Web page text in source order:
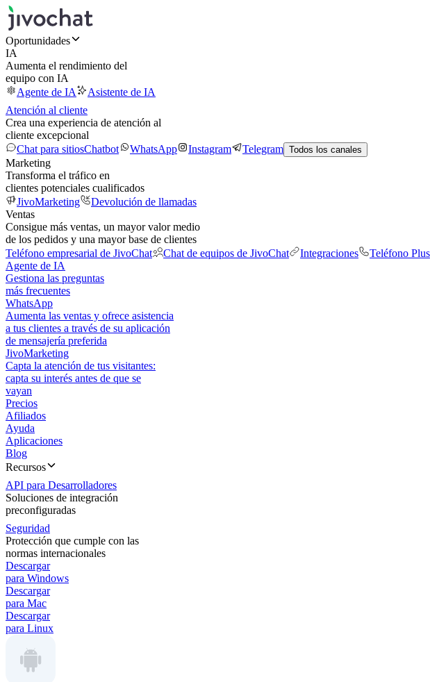
Oportunidades
IA
Aumenta el rendimiento del
equipo con IA
Agente de IA
Asistente de IA
Atención al cliente
Crea una experiencia de atención al
cliente excepcional
Chat para sitiosChatbot WhatsApp Instagram Telegram Todos los canales
Marketing
Transforma el tráfico en
clientes potenciales cualificados
JivoMarketing
Devolución de llamadas
Ventas
Consigue más ventas, un mayor valor medio
de los pedidos y una mayor base de clientes
Teléfono empresarial de JivoChat
Chat de equipos de JivoChat Integraciones Teléfono Plus
Agente de IA
Gestiona las preguntas
más frecuentes
WhatsApp
Aumenta las ventas y ofrece asistencia
a tus clientes a través de su aplicación
de mensajería preferida
JivoMarketing
Capta la atención de tus visitantes:
capta su interés antes de que se
vayan
Precios
Afiliados
Ayuda
Aplicaciones
Blog
Recursos
API para Desarrolladores
Soluciones de integración
preconfiguradas
Seguridad
Protección que cumple con las
normas internacionales
Descargar
para Windows
Descargar
para Mac
Descargar
para Linux